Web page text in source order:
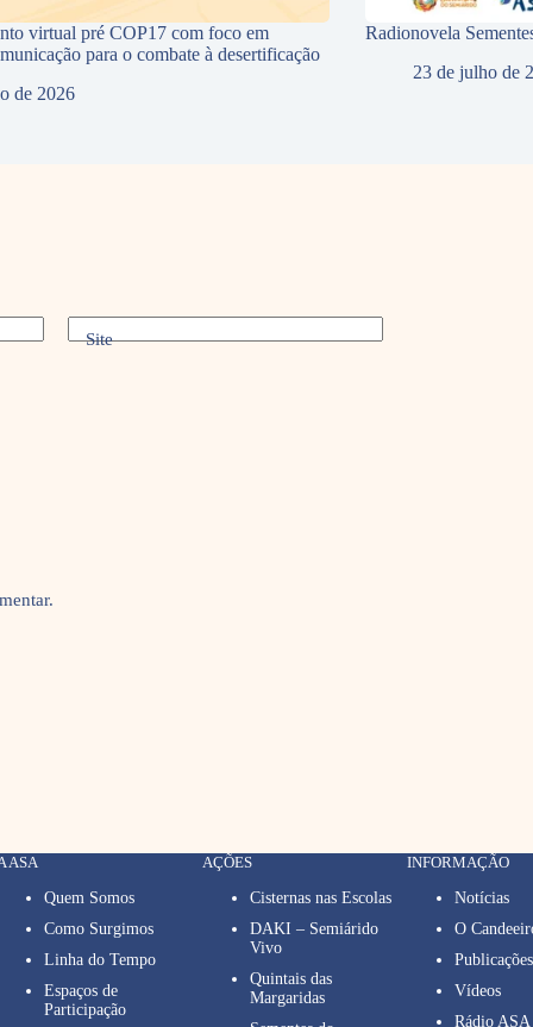
virtual pré COP17 com foco em
para o combate à desertificação
de 2026
Radionovela
23 de julho de
Site
ASA
Quem Somos
Como Surgimos
Linha do Tempo
Espaços de
Participação
AÇÕES
Cisternas nas Escolas
DAKI – Semiárido
Vivo
Quintais das
Margaridas
INFORMAÇÃO
Notícias
O
Publicações
Vídeos
Rádio ASA